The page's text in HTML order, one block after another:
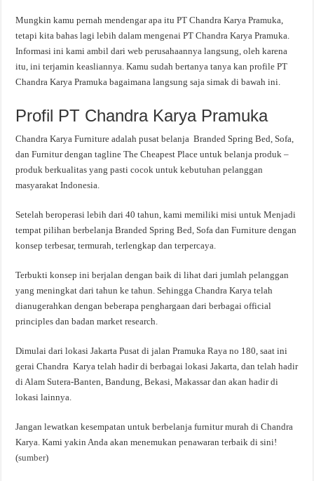
Mungkin kamu pernah mendengar apa itu PT Chandra Karya Pramuka,
tetapi kita bahas lagi lebih dalam mengenai PT Chandra Karya Pramuka.
Informasi ini kami ambil dari web perusahaannya langsung, oleh karena
itu, ini terjamin keasliannya. Kamu sudah bertanya tanya kan profile PT
Chandra Karya Pramuka bagaimana langsung saja simak di bawah ini.
Profil PT Chandra Karya Pramuka
Chandra Karya Furniture adalah pusat belanja Branded Spring Bed, Sofa,
dan Furnitur dengan tagline The Cheapest Place untuk belanja produk –
produk berkualitas yang pasti cocok untuk kebutuhan pelanggan
masyarakat Indonesia.
Setelah beroperasi lebih dari 40 tahun, kami memiliki misi untuk Menjadi
tempat pilihan berbelanja Branded Spring Bed, Sofa dan Furniture dengan
konsep terbesar, termurah, terlengkap dan terpercaya.
Terbukti konsep ini berjalan dengan baik di lihat dari jumlah pelanggan
yang meningkat dari tahun ke tahun. Sehingga Chandra Karya telah
dianugerahkan dengan beberapa penghargaan dari berbagai official
principles dan badan market research.
Dimulai dari lokasi Jakarta Pusat di jalan Pramuka Raya no 180, saat ini
gerai Chandra Karya telah hadir di berbagai lokasi Jakarta, dan telah hadir
di Alam Sutera-Banten, Bandung, Bekasi, Makassar dan akan hadir di
lokasi lainnya.
Jangan lewatkan kesempatan untuk berbelanja furnitur murah di Chandra
Karya. Kami yakin Anda akan menemukan penawaran terbaik di sini!
(sumber)